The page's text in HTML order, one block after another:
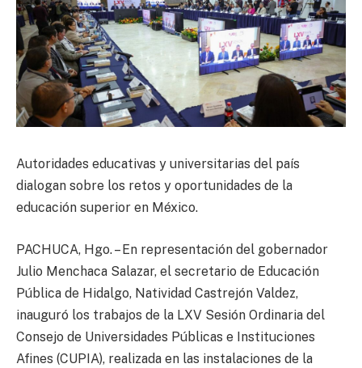
Autoridades educativas y universitarias del país
dialogan sobre los retos y oportunidades de la
educación superior en México.
PACHUCA, Hgo. – ​En representación del gobernador
Julio Menchaca Salazar, el secretario de Educación
Pública de Hidalgo, Natividad Castrejón Valdez,
inauguró los trabajos de la LXV Sesión Ordinaria del
Consejo de Universidades Públicas e Instituciones
Afines (CUPIA), realizada en las instalaciones de la